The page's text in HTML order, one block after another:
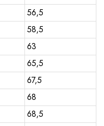
56,5
58,5
63
65,5
67,5
68
68,5